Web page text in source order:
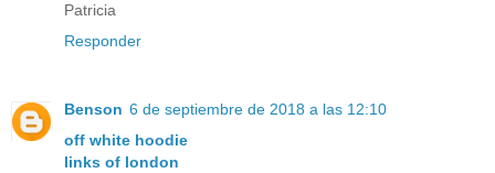
Patricia
Responder
Benson 6 de septiembre de 2018 a las 12:10
off white hoodie
links of london